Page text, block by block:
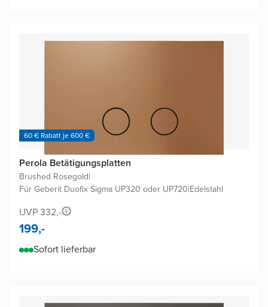
60 € Rabatt je 600 €
Perola Betätigungsplatten
Brushed Rosegold|
Für Geberit Duofix Sigma UP320 oder UP720|Edelstahl
UVP 332,-
199,-
Sofort lieferbar